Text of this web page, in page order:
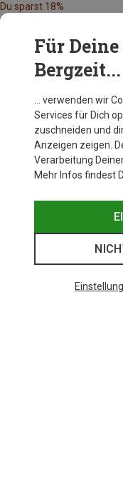
Du sparst 18%
Andere Kunden
Für
Bergzeit...
… verwenden wir
Services für Dich
zuschneiden und
Anzeigen zeigen.
Verarbeitung
Mehr Infos findest